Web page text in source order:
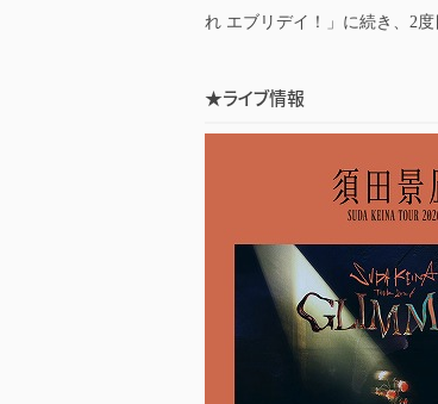
れ エブリデイ！」に続き、2
★ライブ情報